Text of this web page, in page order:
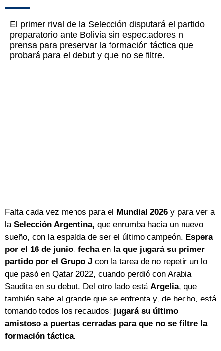
El primer rival de la Selección disputará el partido
preparatorio ante Bolivia sin espectadores ni
prensa para preservar la formación táctica que
probará para el debut y que no se filtre.
Falta cada vez menos para el Mundial 2026 y para ver a
la Selección Argentina, que enrumba hacia un nuevo
sueño, con la espalda de ser el último campeón. Espera
por el 16 de junio, fecha en la que jugará su primer
partido por el Grupo J con la tarea de no repetir un lo
que pasó en Qatar 2022, cuando perdió con Arabia
Saudita en su debut. Del otro lado está Argelia, que
también sabe al grande que se enfrenta y, de hecho, está
tomando todos los recaudos: jugará su último
amistoso a puertas cerradas para que no se filtre la
formación táctica.